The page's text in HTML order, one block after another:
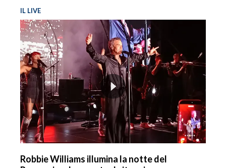
IL LIVE
Robbie Williams illumina la notte del